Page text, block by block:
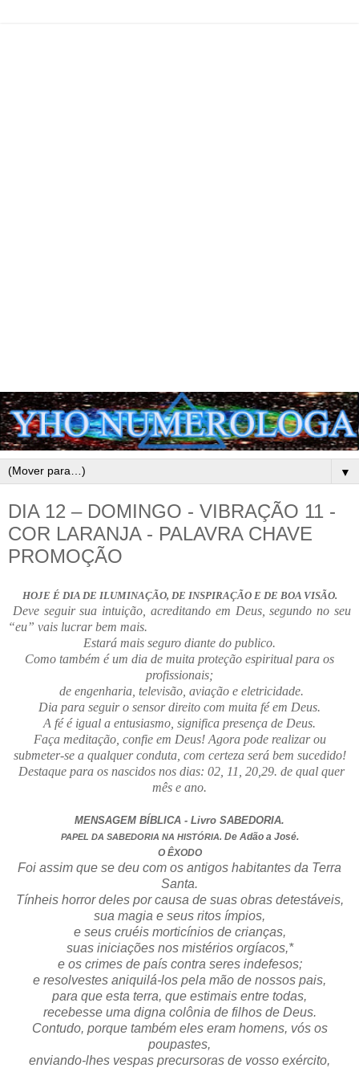
▼
DIA 12 – DOMINGO - VIBRAÇÃO 11 -
COR LARANJA - PALAVRA CHAVE
PROMOÇÃO
HOJE É DIA DE ILUMINAÇÃO, DE INSPIRAÇÃO E DE BOA VISÃO.
Deve seguir sua intuição, acreditando em Deus, segundo no seu
“eu” vais lucrar bem mais.
Estará mais seguro diante do publico.
Como também é um dia de muita proteção espiritual para os
profissionais;
de engenharia, televisão, aviação e eletricidade.
Dia para seguir o sensor direito com muita fé em Deus.
A fé é igual a entusiasmo, significa presença de Deus.
Faça meditação, confie em Deus! Agora pode realizar ou
submeter-se a qualquer conduta, com certeza será bem sucedido!
Destaque para os nascidos nos dias: 02, 11, 20,29. de qual quer
mês e ano.
MENSAGEM BÍBLICA - Livro SABEDORIA.
PAPEL DA SABEDORIA NA HISTÓRIA. De Adão a José.
O ÊXODO
Foi assim que se deu com os antigos habitantes da Terra
Santa.
Tínheis horror deles por causa de suas obras detestáveis,
sua magia e seus ritos ímpios,
e seus cruéis morticínios de crianças,
suas iniciações nos mistérios orgíacos,*
e os crimes de país contra seres indefesos;
e resolvestes aniquilá-los pela mão de nossos pais,
para que esta terra, que estimais entre todas,
recebesse uma digna colônia de filhos de Deus.
Contudo, porque também eles eram homens, vós os
poupastes,
enviando-lhes vespas precursoras de vosso exército,